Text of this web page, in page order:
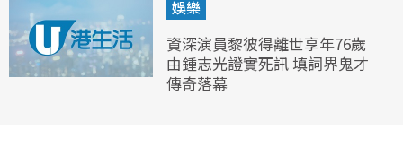
娛樂
資深演員黎彼得離世享年76歲
由鍾志光證實死訊 填詞界鬼才
傳奇落幕